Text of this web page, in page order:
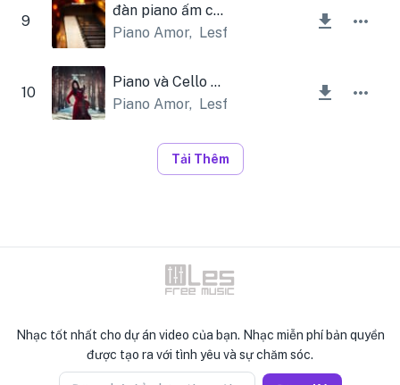
9
đàn piano ấm cúng
Piano Amor, Lesfm
10
Piano và Cello đẹp
Piano Amor, Lesfm
Tải Thêm
Nhạc tốt nhất cho dự án video của bạn. Nhạc miễn phí bản quyền
được tạo ra với tình yêu và sự chăm sóc.